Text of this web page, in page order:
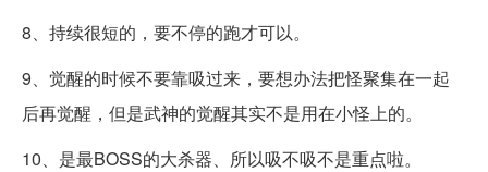
8、持续很短的，要不停的跑才可以。
9、觉醒的时候不要靠吸过来，要想办法把怪聚集在一起
后再觉醒，但是武神的觉醒其实不是用在小怪上的。
10、是最BOSS的大杀器、所以吸不吸不是重点啦。